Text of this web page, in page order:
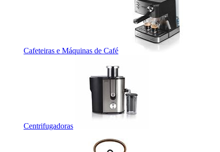
Cafeteiras e Máquinas de Café
Centrifugadoras